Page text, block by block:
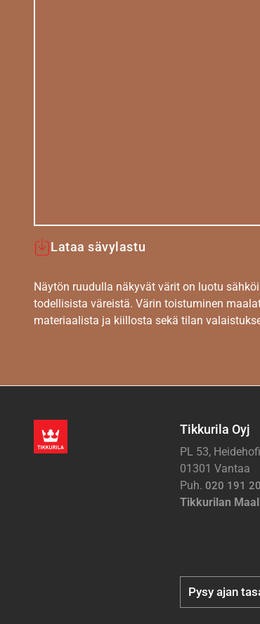
Lataa sävylastu
Näytön ruudulla näkyvät värit on luotu
todellisista väreistä. Värin toistuminen
materiaalista ja kiillosta sekä tilan
Tikkurila Oyj
PL 53,
01301 Vantaa
Puh. 020 191
Tikkurilan
Pysy ajan